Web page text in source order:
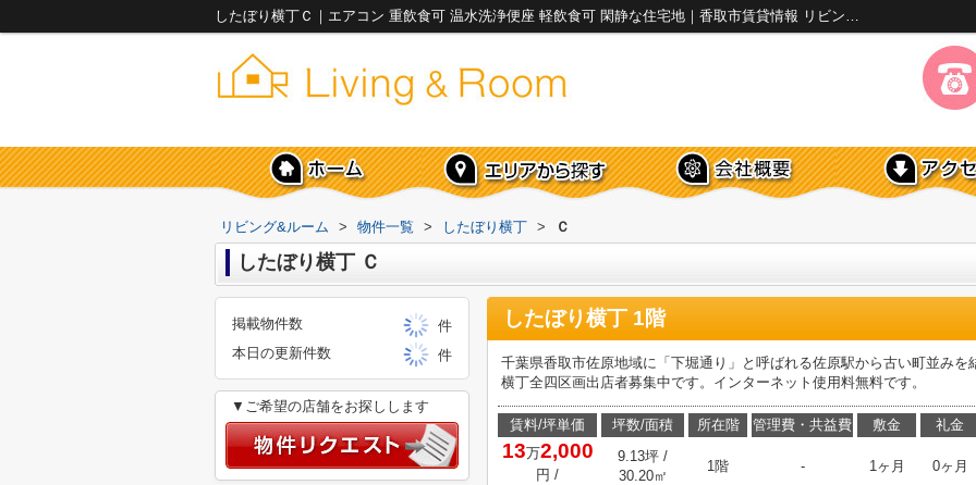
したぼり横丁Ｃ｜エアコン 重飲食可 温水洗浄便座 軽飲食可 閑静な住宅地｜香取市賃貸情報 リビング&ルーム
リビング&ルーム > 物件一覧 > したぼり横丁 > Ｃ
したぼり横丁 Ｃ
したぼり横丁 1階
千葉県香取市佐原地域に「下堀通り」と呼ばれる佐原駅から古い町並み
横丁全四区画出店者募集中です。インターネット使用料無料です。
賃料/坪単価
13万2,000
円 /
坪数/面積
9.13坪 /
30.20㎡
所在階
1階
管理費・共益費
-
敷金
1ヶ月
礼金
0ヶ月
掲載物件数
件
本日の更新件数
件
▼ご希望の店舗をお探しします